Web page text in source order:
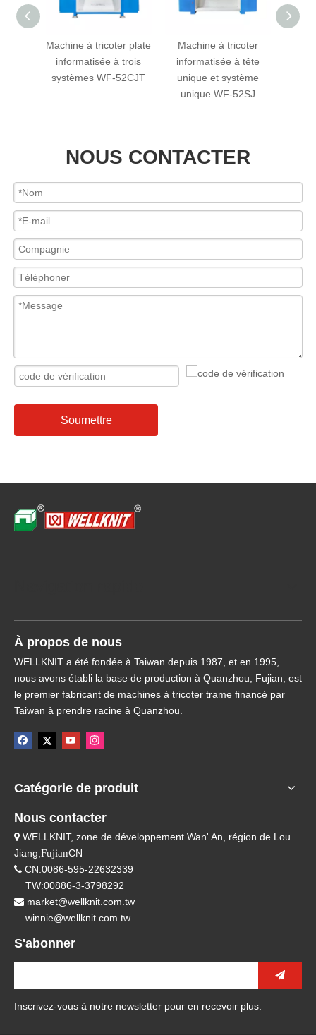
Machine à tricoter plate
informatisée à trois
systèmes WF-52CJT
Machine à tricoter
informatisée à tête
unique et système
unique WF-52SJ
NOUS CONTACTER
Soumettre
À propos de nous
WELLKNIT a été fondée à Taiwan depuis 1987, et en 1995,
nous avons établi la base de production à Quanzhou, Fujian, est
le premier fabricant de machines à tricoter trame financé par
Taiwan à prendre racine à Quanzhou.
Catégorie de produit
Nous contacter
 WELLKNIT, zone de développement Wan' An, région de Lou
Jiang,FujianCN
 CN:0086-595-22632339
TW:00886-3-3798292
 market@wellknit.com.tw
winnie@wellknit.com.tw
S'abonner
Inscrivez-vous à notre newsletter pour en recevoir plus.